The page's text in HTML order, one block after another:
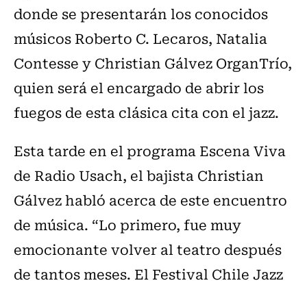
donde se presentarán los conocidos
músicos Roberto C. Lecaros, Natalia
Contesse y Christian Gálvez OrganTrío,
quien será el encargado de abrir los
fuegos de esta clásica cita con el jazz.
Esta tarde en el programa Escena Viva
de Radio Usach, el bajista Christian
Gálvez habló acerca de este encuentro
de música. “Lo primero, fue muy
emocionante volver al teatro después
de tantos meses. El Festival Chile Jazz